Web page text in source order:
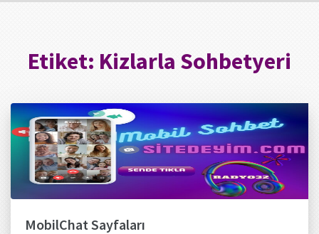
Etiket: Kizlarla Sohbetyeri
MobilChat Sayfaları